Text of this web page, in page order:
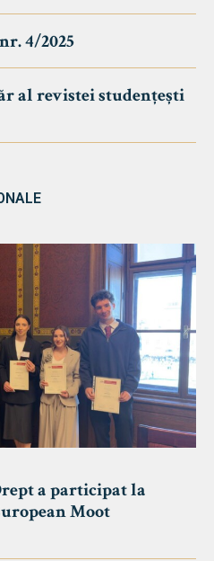
4/2025
al revistei studențești
a participat la
Moot